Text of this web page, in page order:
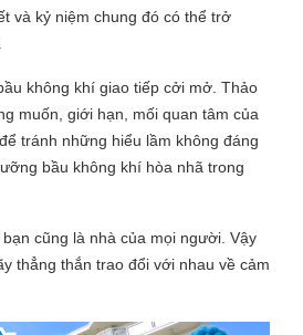
và kỷ niệm chung đó có thể trở
không khí giao tiếp cởi mở. Thảo
muốn, giới hạn, mối quan tâm của
tránh những hiểu lầm không đáng
bầu không khí hòa nhã trong
cũng là nhà của mọi người. Vậy
thẳng thắn trao đổi với nhau về cảm